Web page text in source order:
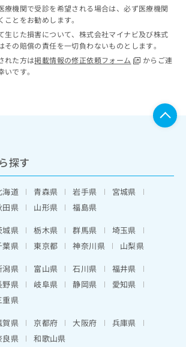
療機関で受診を希望される場合は、必ず医療機関
とをお勧めします。
生じた損害について、株式会社マイナビ及び株式
その賠償の責任を一切負わないものとします。
れた方は掲載情報の修正依頼フォーム
からご連
です。
探す
海道 青森県 岩手県
宮城県
田県
山形県
福島県
城県 栃木県 群馬県
埼玉県
葉県
東京都 神奈川県
山梨県
潟県 富山県 石川県
福井県
野県
岐阜県 静岡県
愛知県
重県
賀県 京都府 大阪府
兵庫県
良県
和歌山県